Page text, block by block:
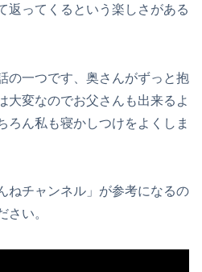
返ってくるという楽しさがある
の一つです、奥さんがずっと抱
大変なのでお父さんも出来るよ
ろん私も寝かしつけをよくしま
ねチャンネル」が参考になるの
さい。